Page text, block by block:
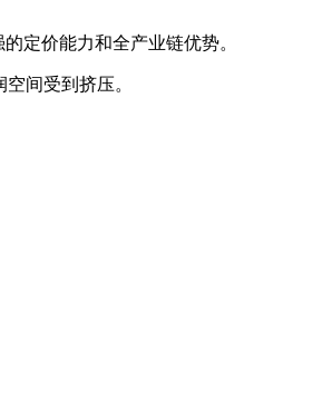
定价能力和全产业链优势。
间受到挤压。